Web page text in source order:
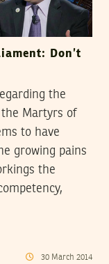
Don’t
the
Martyrs of
to have
growing pains
the
30 March 2014